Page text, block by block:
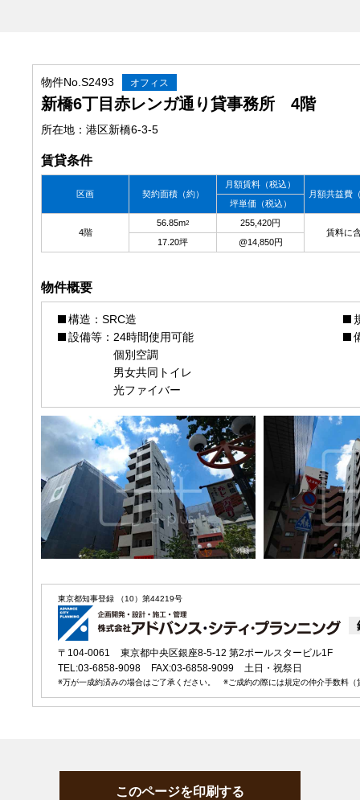
物件No.S2493 オフィス
新橋6丁目赤レンガ通り貸事務所 4階
所在地：港区新橋6-3-5
賃貸条件
区画 契約面積（約）
月額賃料 （税込）
月額共益費
坪単価 （税込）
4階
56.85m2
255,420円
賃料に
17.20坪
@14,850円
物件概要
構造 SRC造
設備等
24時間使用可能
個別空調
男女共同トイレ
光ファイバー
東京都知事登録 （10）第44219号
〒104-0061
東京都中央区銀座8-5-12 第2ポールスタービル1F
TEL:03-6858-9098
FAX:03-6858-9099 土日・祝祭日
※万が一成約済みの場合はご了承ください。 ※ご成約の際には規定の仲介手数料（
このページを印刷する